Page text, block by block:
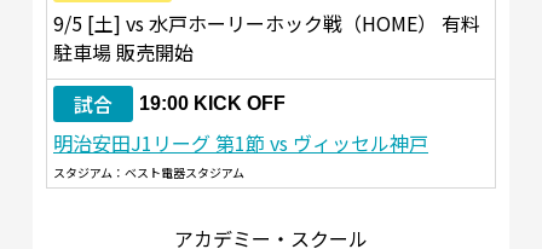
9/5 [土] vs 水戸ホーリーホック戦（HOME） 有料
駐車場 販売開始
試合
19:00 KICK OFF
明治安田J1リーグ 第1節 vs ヴィッセル神戸
スタジアム：ベスト電器スタジアム
アカデミー・スクール